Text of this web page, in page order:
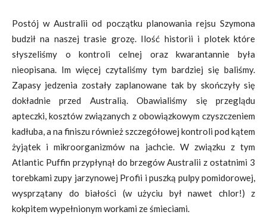
Postój w Australii od początku planowania rejsu Szymona
budził na naszej trasie grozę. Ilość historii i plotek które
słyszeliśmy o kontroli celnej oraz kwarantannie była
nieopisana. Im więcej czytaliśmy tym bardziej się baliśmy.
Zapasy jedzenia zostały zaplanowane tak by skończyły się
dokładnie przed Australią. Obawialiśmy się przeglądu
apteczki, kosztów związanych z obowiązkowym czyszczeniem
kadłuba, a na finiszu również szczegółowej kontroli pod kątem
żyjątek i mikroorganizmów na jachcie. W związku z tym
Atlantic Puffin przypłynął do brzegów Australii z ostatnimi 3
torebkami zupy jarzynowej Profii i puszką pulpy pomidorowej,
wysprzątany do białości (w użyciu był nawet chlor!) z
kokpitem wypełnionym workami ze śmieciami.